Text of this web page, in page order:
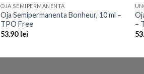
OJA SEMIPERMANENTA
Oja Semipermanenta Bonheur, 10 ml –
TPO Free
53.90 lei
–